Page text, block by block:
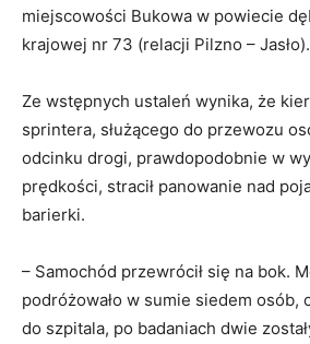
miejscowości Bukowa w powiecie
krajowej nr 73 (relacji Pilzno – Jasło).
Ze wstępnych ustaleń wynika, że
sprintera, służącego do przewozu
odcinku drogi, prawdopodobnie w
prędkości, stracił panowanie nad
barierki.
– Samochód przewrócił się na bok.
podróżowało w sumie siedem osób,
do szpitala, po badaniach dwie